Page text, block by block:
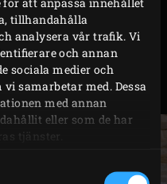
tillhandahålla
analysera vår trafik. Vi
och annan
sociala medier och
samarbetar med. Dessa
med annan
eller som de har
tjänster.
Green Egg Medium i
i vilken du själv
det må kallas Medium,